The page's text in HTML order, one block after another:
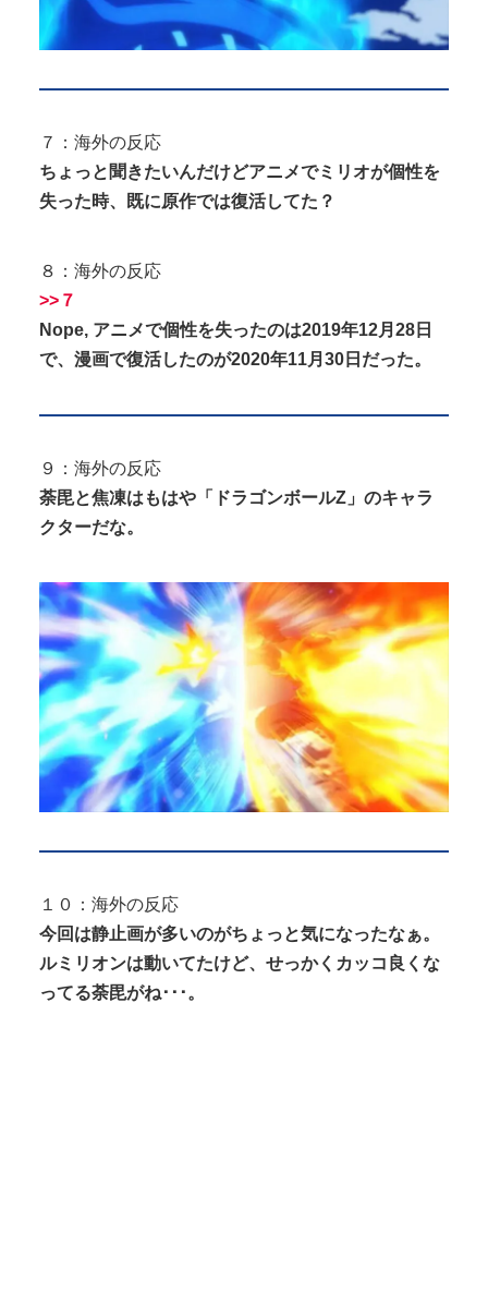
７：海外の反応
ちょっと聞きたいんだけどアニメでミリオが個性を
失った時、既に原作では復活してた？
８：海外の反応
>>７
Nope, アニメで個性を失ったのは2019年12月28日
で、漫画で復活したのが2020年11月30日だった。
９：海外の反応
荼毘と焦凍はもはや「ドラゴンボールZ」のキャラ
クターだな。
１０：海外の反応
今回は静止画が多いのがちょっと気になったなぁ。
ルミリオンは動いてたけど、せっかくカッコ良くな
ってる荼毘がね･･･。